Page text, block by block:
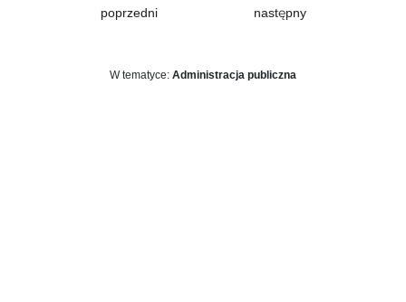
poprzedni następny
W tematyce: Administracja publiczna